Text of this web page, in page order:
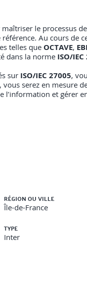
le processus
référence. Au cours de
telles que OCTAVE,
dans la norme ISO/IEC
sur ISO/IEC 27005,
vous serez en mesure
l’information et gérer
RÉGION OU VILLE
Île-de-France
TYPE
Inter